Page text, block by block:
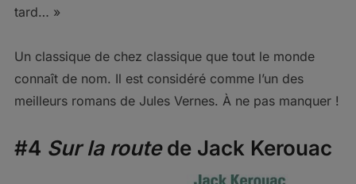
tard… »
Un classique de chez classique que tout le monde
connaît de nom. Il est considéré comme l’un des
meilleurs romans de Jules Vernes. À ne pas manquer !
#4 Sur la routede Jack Kerouac